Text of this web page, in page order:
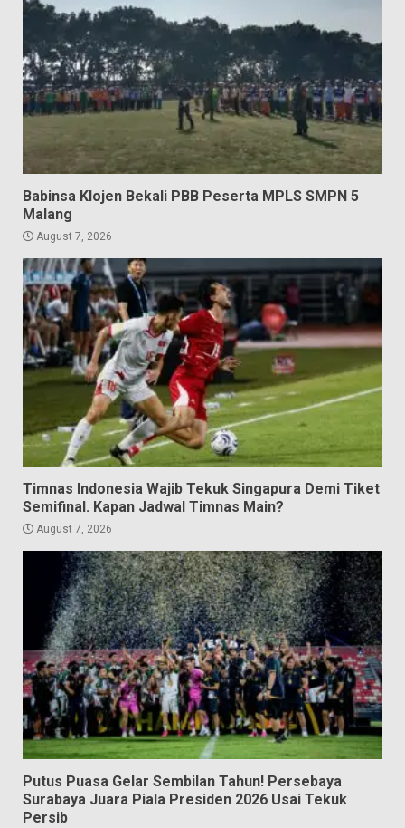
Babinsa Klojen Bekali PBB Peserta MPLS SMPN 5
Malang
August 7, 2026
Timnas Indonesia Wajib Tekuk Singapura Demi Tiket
Semifinal. Kapan Jadwal Timnas Main?
August 7, 2026
Putus Puasa Gelar Sembilan Tahun! Persebaya
Surabaya Juara Piala Presiden 2026 Usai Tekuk
Persib